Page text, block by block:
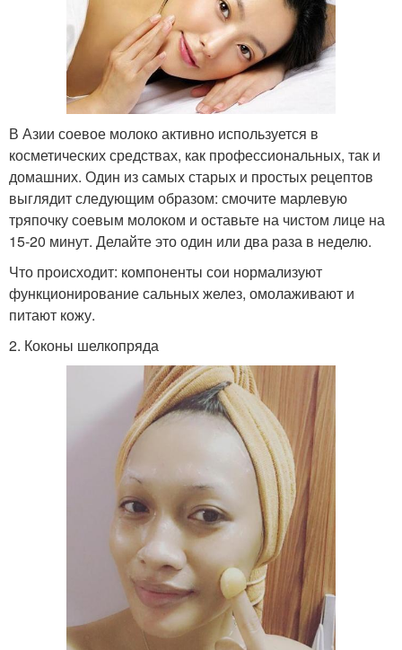
В Азии соевое молоко активно используется в
косметических средствах, как профессиональных, так и
домашних. Один из самых старых и простых рецептов
выглядит следующим образом: смочите марлевую
тряпочку соевым молоком и оставьте на чистом лице на
15-20 минут. Делайте это один или два раза в неделю.
Что происходит: компоненты сои нормализуют
функционирование сальных желез, омолаживают и
питают кожу.
2. Коконы шелкопряда